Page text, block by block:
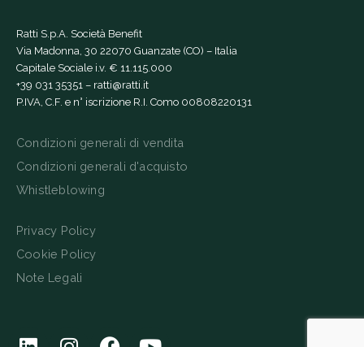
Ratti S.p.A. Società Benefit
Via Madonna, 30 22070 Guanzate (CO) – Italia
Capitale Sociale i.v. € 11.115.000
+39 031 35351 – ratti@ratti.it
P.IVA, C.F. e n° iscrizione R.I. Como 00808220131
Condizioni generali di vendita
Condizioni generali d'acquisto
Whistleblowing
Privacy Policy
Cookie Policy
Note Legali